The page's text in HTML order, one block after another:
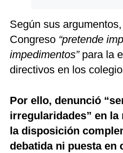
Según sus
Congreso “pretende
impedimentos”para la
directivos en los
Por ello, denunció
irregularidades” en la
la disposición
debatida ni puesta en